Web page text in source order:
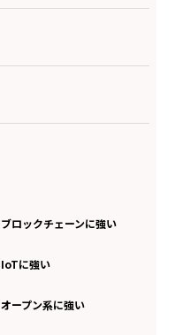
ブロックチェーンに強い
IoTに強い
オープン系に強い